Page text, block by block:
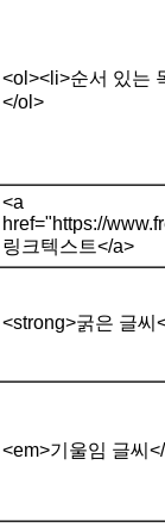
<ol><li>순서 있는
</ol>
<a
href="https://
링크텍스트</a>
<strong>굵은 글씨
<em>기울임 글씨